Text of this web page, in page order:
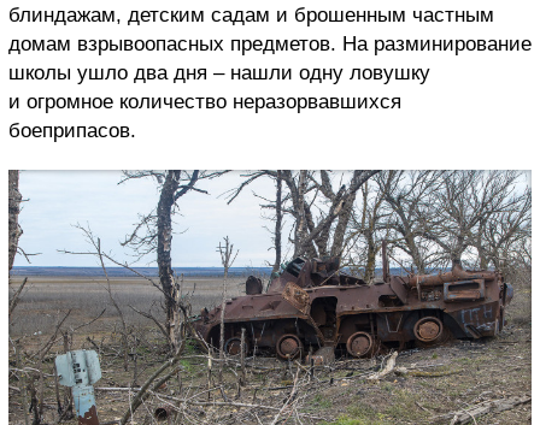
блиндажам, детским садам и брошенным частным
домам взрывоопасных предметов. На разминирование
школы ушло два дня – нашли одну ловушку
и огромное количество неразорвавшихся
боеприпасов.